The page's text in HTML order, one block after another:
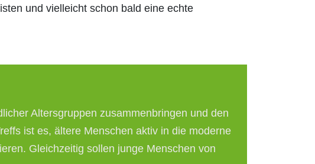
und vielleicht schon bald eine echte
Altersgruppen zusammenbringen und den
ist es, ältere Menschen aktiv in die moderne
Gleichzeitig sollen junge Menschen von